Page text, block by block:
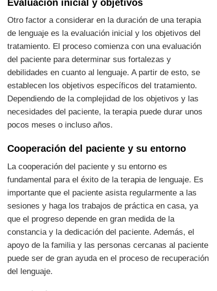
Evaluación inicial y objetivos
Otro factor a considerar en la duración de una terapia
de lenguaje es la evaluación inicial y los objetivos del
tratamiento. El proceso comienza con una evaluación
del paciente para determinar sus fortalezas y
debilidades en cuanto al lenguaje. A partir de esto, se
establecen los objetivos específicos del tratamiento.
Dependiendo de la complejidad de los objetivos y las
necesidades del paciente, la terapia puede durar unos
pocos meses o incluso años.
Cooperación del paciente y su entorno
La cooperación del paciente y su entorno es
fundamental para el éxito de la terapia de lenguaje. Es
importante que el paciente asista regularmente a las
sesiones y haga los trabajos de práctica en casa, ya
que el progreso depende en gran medida de la
constancia y la dedicación del paciente. Además, el
apoyo de la familia y las personas cercanas al paciente
puede ser de gran ayuda en el proceso de recuperación
del lenguaje.